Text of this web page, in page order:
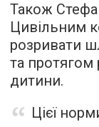
Також
Цивільним
розривати
та протягом
дитини.
Цієї